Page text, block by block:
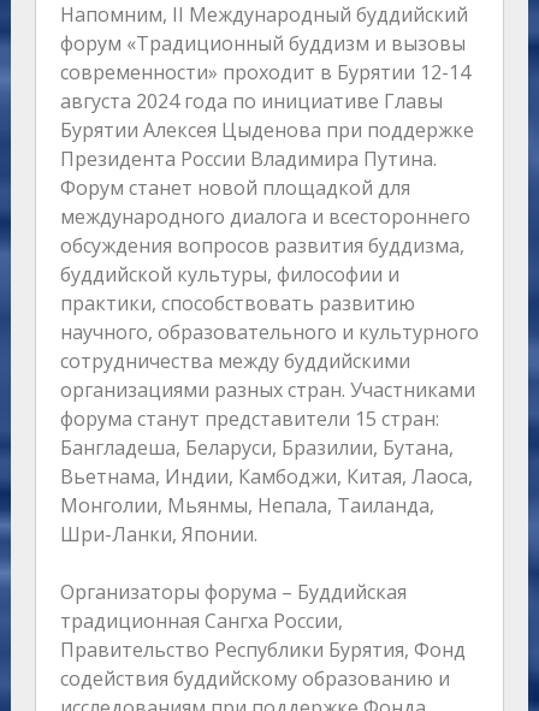
Напомним, II Международный буддийский
форум «Традиционный буддизм и вызовы
современности» проходит в Бурятии 12-14
августа 2024 года по инициативе Главы
Бурятии Алексея Цыденова при поддержке
Президента России Владимира Путина.
Форум станет новой площадкой для
международного диалога и всестороннего
обсуждения вопросов развития буддизма,
буддийской культуры, философии и
практики, способствовать развитию
научного, образовательного и культурного
сотрудничества между буддийскими
организациями разных стран. Участниками
форума станут представители 15 стран:
Бангладеша, Беларуси, Бразилии, Бутана,
Вьетнама, Индии, Камбоджи, Китая, Лаоса,
Монголии, Мьянмы, Непала, Таиланда,
Шри-Ланки, Японии.
Организаторы форума – Буддийская
традиционная Сангха России,
Правительство Республики Бурятия, Фонд
содействия буддийскому образованию и